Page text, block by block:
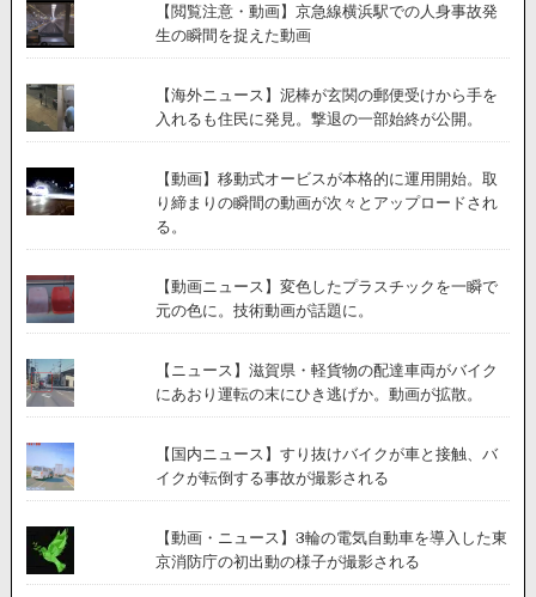
【閲覧注意・動画】京急線横浜駅での人身事故発
生の瞬間を捉えた動画
【海外ニュース】泥棒が玄関の郵便受けから手を
入れるも住民に発見。撃退の一部始終が公開。
【動画】移動式オービスが本格的に運用開始。取
り締まりの瞬間の動画が次々とアップロードされ
る。
【動画ニュース】変色したプラスチックを一瞬で
元の色に。技術動画が話題に。
【ニュース】滋賀県・軽貨物の配達車両がバイク
にあおり運転の末にひき逃げか。動画が拡散。
【国内ニュース】すり抜けバイクが車と接触、バ
イクが転倒する事故が撮影される
【動画・ニュース】3輪の電気自動車を導入した東
京消防庁の初出動の様子が撮影される